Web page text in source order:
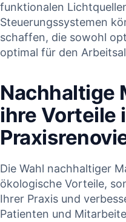
funktionalen
Steuerungssystemen
schaffen, die sowohl
optimal für den
Nachhaltige
ihre Vorteile
Die Wahl nachhaltiger
ökologische Vorteile,
Ihrer Praxis und
Patienten und